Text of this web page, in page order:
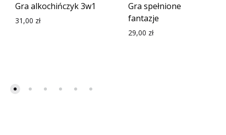
Gra alkochińczyk 3w1
31,00 zł
Gra spełnione
fantazje
29,00 zł